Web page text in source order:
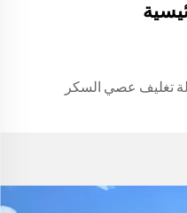
تغليف عصي السكر